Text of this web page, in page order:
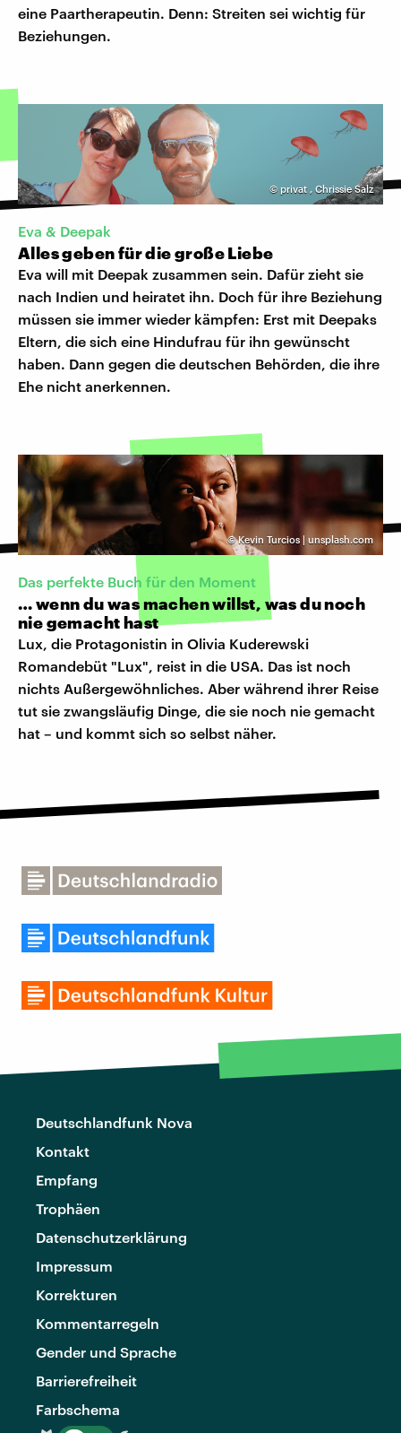
eine Paartherapeutin. Denn: Streiten sei wichtig für
Beziehungen.
© privat , Chrissie Salz
Eva & Deepak
Alles geben für die große Liebe
Eva will mit Deepak zusammen sein. Dafür zieht sie
nach Indien und heiratet ihn. Doch für ihre Beziehung
müssen sie immer wieder kämpfen: Erst mit Deepaks
Eltern, die sich eine Hindufrau für ihn gewünscht
haben. Dann gegen die deutschen Behörden, die ihre
Ehe nicht anerkennen.
©Kevin Turcios | unsplash.com
Das perfekte Buch für den Moment
… wenn du was machen willst, was du noch
nie gemacht hast
Lux, die Protagonistin in Olivia Kuderewski
Romandebüt "Lux", reist in die USA. Das ist noch
nichts Außergewöhnliches. Aber während ihrer Reise
tut sie zwangsläufig Dinge, die sie noch nie gemacht
hat – und kommt sich so selbst näher.
Deutschlandfunk Nova
Kontakt
Empfang
Trophäen
Datenschutzerklärung
Impressum
Korrekturen
Kommentarregeln
Gender und Sprache
Barrierefreiheit
Farbschema